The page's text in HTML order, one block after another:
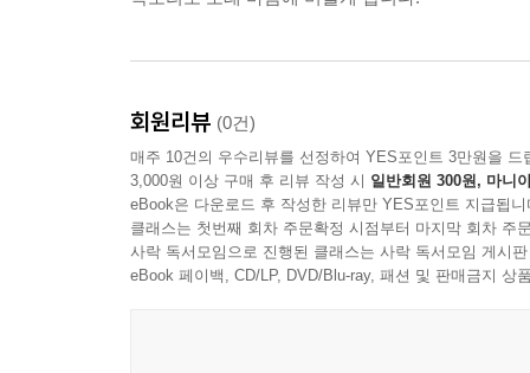
회원리뷰 (0건)
매주 10건의 우수리뷰를 선정하여 YES포인트 3만원을 드
3,000원 이상 구매 후 리뷰 작성 시 일반회원 300원, 마니
eBook은 다운로드 후 작성한 리뷰만 YES포인트 지급됩니
클래스는 첫번째 회차 주문확정 시점부터 마지막 회차 주
사락 독서모임으로 진행된 클래스는 사락 독서모임 게시
eBook 페이백, CD/LP, DVD/Blu-ray, 패션 및 판매금지 상